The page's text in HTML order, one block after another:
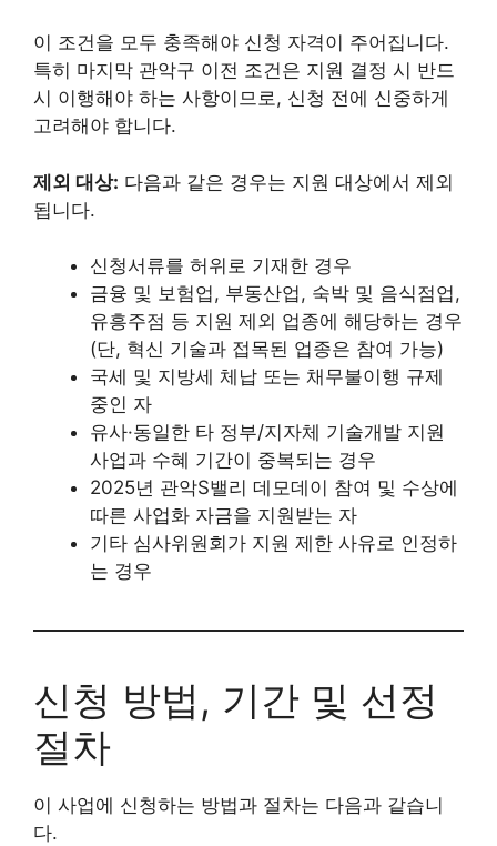
이 조건을 모두 충족해야 신청 자격이 주어집니다.
특히 마지막 관악구 이전 조건은 지원 결정 시 반드
시 이행해야 하는 사항이므로, 신청 전에 신중하게
고려해야 합니다.
제외 대상: 다음과 같은 경우는 지원 대상에서 제외
됩니다.
신청서류를 허위로 기재한 경우
금융 및 보험업, 부동산업, 숙박 및 음식점업,
유흥주점 등 지원 제외 업종에 해당하는 경우
(단, 혁신 기술과 접목된 업종은 참여 가능)
국세 및 지방세 체납 또는 채무불이행 규제
중인 자
유사·동일한 타 정부/지자체 기술개발 지원
사업과 수혜 기간이 중복되는 경우
2025년 관악S밸리 데모데이 참여 및 수상에
따른 사업화 자금을 지원받는 자
기타 심사위원회가 지원 제한 사유로 인정하
는 경우
신청 방법, 기간 및 선정
절차
이 사업에 신청하는 방법과 절차는 다음과 같습니
다.